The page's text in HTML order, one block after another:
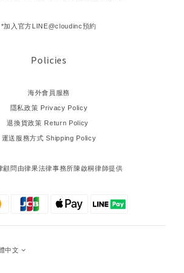
*加入官方LINE@cloudinc預約
Policies
海外會員服務
隱私政策 Privacy Policy
退換貨政策 Return Policy
運送服務方式 Shipping Policy
顧問由律果法律事務所陳啟桐律師提供
中文